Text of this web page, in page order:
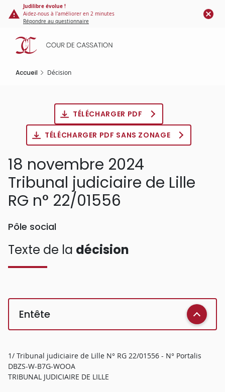
Panneau de gestion des cookies
contenu
principal
Judilibre évolue !
Aidez-nous à l'améliorer en 2 minutes
Répondre au questionnaire
Accueil Décision
TÉLÉCHARGER PDF
TÉLÉCHARGER PDF SANS ZONAGE
18 novembre 2024
Tribunal judiciaire de Lille
RG n° 22/01556
Pôle social
Texte de la décision
Entête
1/ Tribunal judiciaire de Lille N° RG 22/01556 - N° Portalis
DBZS-W-B7G-WOOA
TRIBUNAL JUDICIAIRE DE LILLE